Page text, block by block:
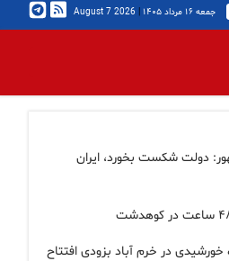
جمعه ۱۶ مرداد ۱۴۰۵ |
2026 August 7
دولت شکست بخورد، ایران
خورشیدی در خرم آباد بزودی افتتاح